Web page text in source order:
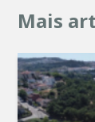
Mais